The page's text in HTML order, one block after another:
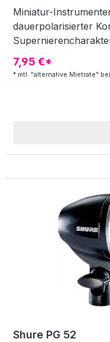
Miniatur-
dauerpolarisierter
Supernierencharakteristik.
Niere/Superniere
rückkopplungsfeste
sichere Befestigung
verschiedene
Shure Qualität und
Phantomspeisung
und
7,95 €*
* mtl. "alternative Mietrate"
Shure PG 52